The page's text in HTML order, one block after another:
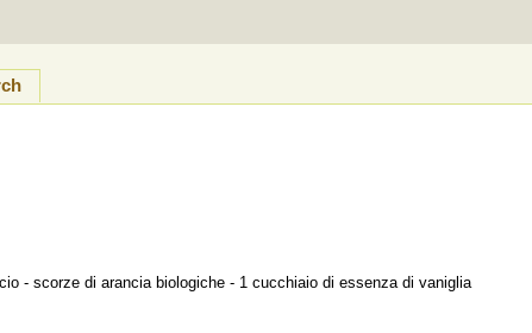
- scorze di arancia biologiche - 1 cucchiaio di essenza di vaniglia